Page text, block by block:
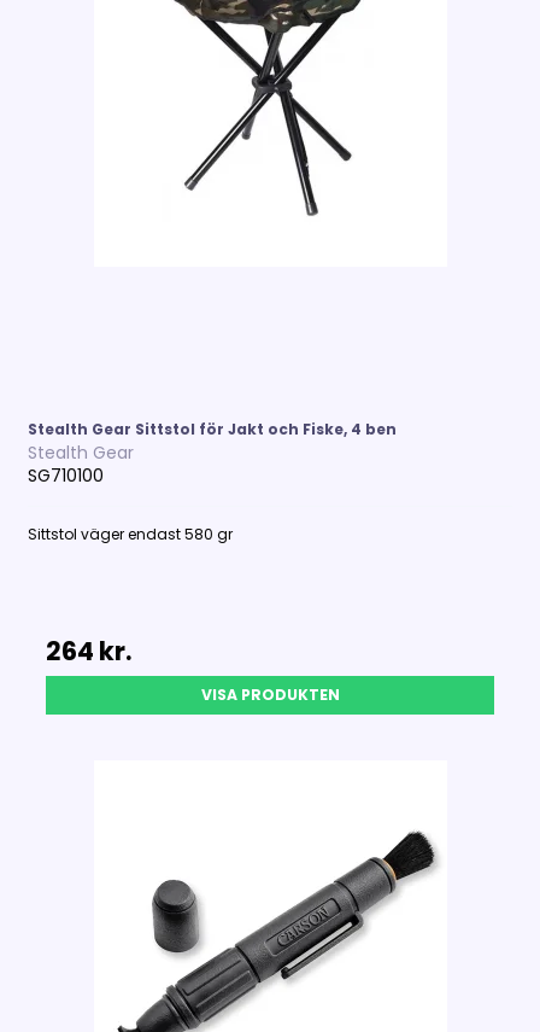
Stealth Gear Sittstol för Jakt och Fiske, 4 ben
Stealth Gear
SG710100
Sittstol väger endast 580 gr
264 kr.
VISA PRODUKTEN